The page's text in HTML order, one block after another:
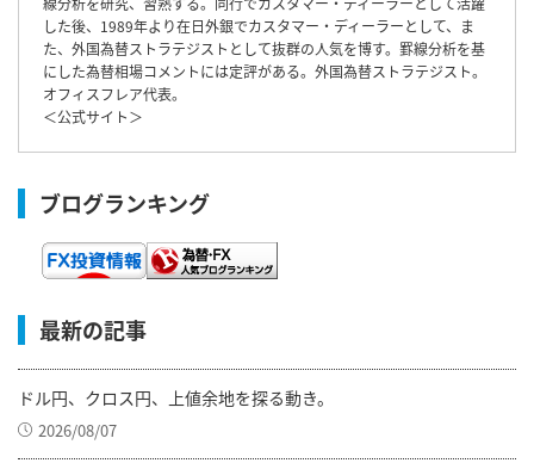
した後、1989年より在日外銀でカスタマー・ディーラーとして、ま
た、外国為替ストラテジストとして抜群の人気を博す。罫線分析を基
にした為替相場コメントには定評がある。外国為替ストラテジスト。
オフィスフレア代表。
＜公式サイト＞
ブログランキング
最新の記事
ドル円、クロス円、上値余地を探る動き。
2026/08/07